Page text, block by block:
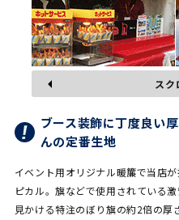
スク
ブース装飾に丁度良い
んの定番生地
イベント用オリジナル暖簾で当店
ピカル。旗などで使用されている
見かける特注のぼり旗の約2倍の厚